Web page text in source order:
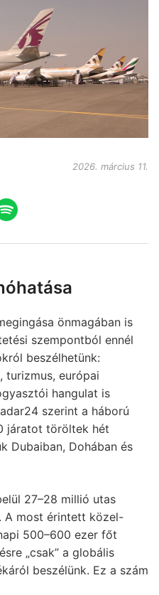
2026. március 11.
önmagában is
szempontból ennél
beszélhetünk:
turizmus, európai
hangulat is
szerint a háború
járatot töröltek hét
Dubaiban, Dohában és
27–28 millió utas
A most érintett közel-
500–600 ezer főt
„csak” a globális
beszélünk. Ez a szám